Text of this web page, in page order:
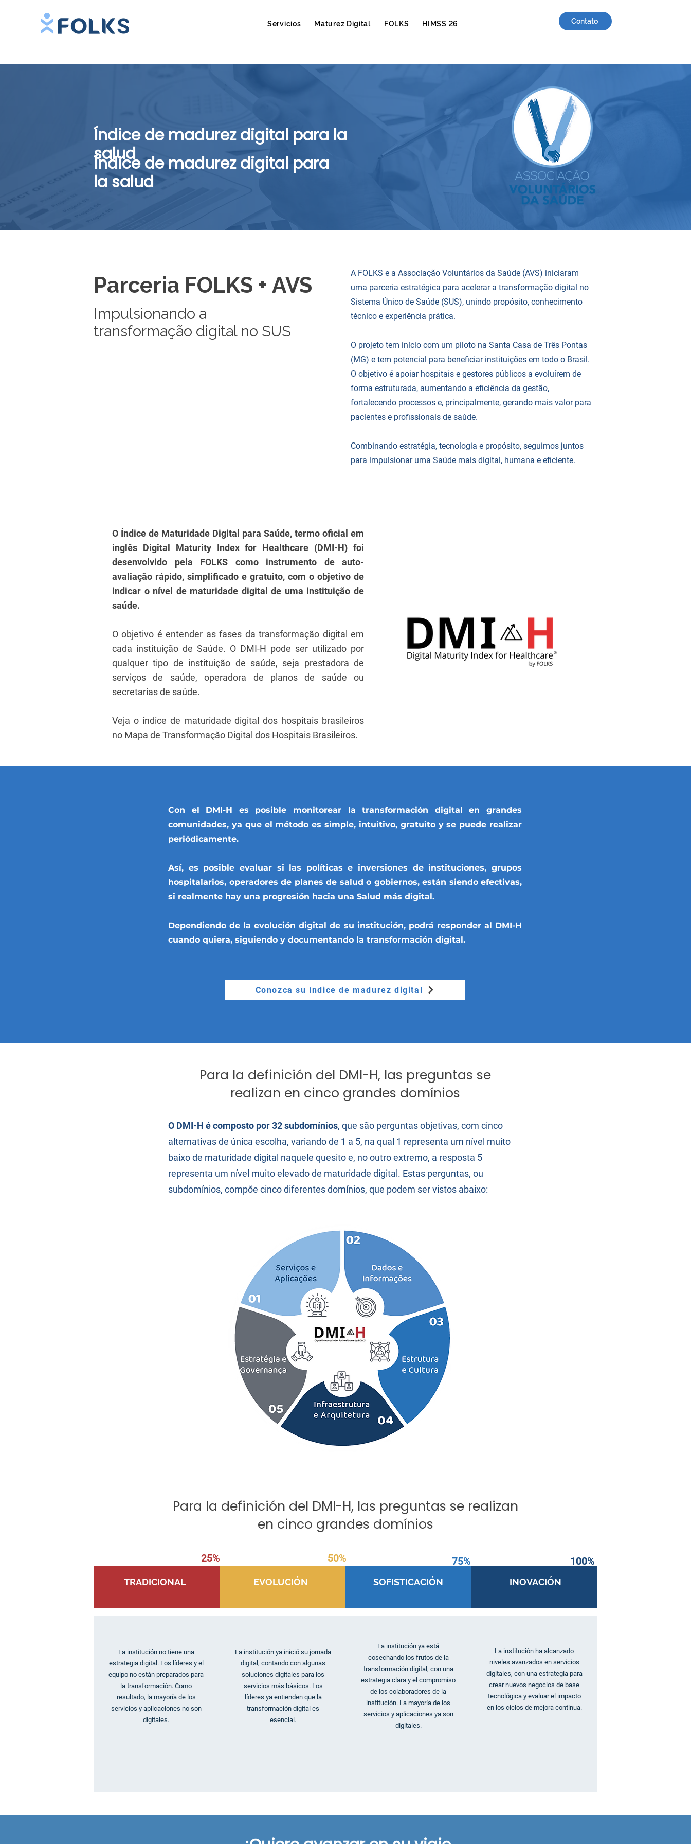
Servicios Maturez Digital FOLKS HIMSS 26 Contato
Índice de madurez digital para
la salud
Índice de madurez digital para la
salud
Parceria FOLKS + AVS
Impulsionando a
transformação digital no SUS
A FOLKS e a Associação Voluntários da Saúde (AVS) iniciaram
uma parceria estratégica para acelerar a transformação digital no
Sistema Único de Saúde (SUS), unindo propósito, conhecimento
técnico e experiência prática.
O projeto tem início com um piloto na Santa Casa de Três Pontas
(MG) e tem potencial para beneficiar instituições em todo o Brasil.
O objetivo é apoiar hospitais e gestores públicos a evoluírem de
forma estruturada, aumentando a eficiência da gestão,
fortalecendo processos e, principalmente, gerando mais valor para
pacientes e profissionais de saúde.
Combinando estratégia, tecnologia e propósito, seguimos juntos
para impulsionar uma Saúde mais digital, humana e eficiente.
O Índice de Maturidade Digital para Saúde, termo oficial em
inglês Digital Maturity Index for Healthcare (DMI-H) foi
desenvolvido pela FOLKS como instrumento de auto-
avaliação rápido, simplificado e gratuito, com o objetivo de
indicar o nível de maturidade digital de uma instituição de
saúde.
O objetivo é entender as fases da transformação digital em
cada instituição de Saúde. O DMI-H pode ser utilizado por
qualquer tipo de instituição de saúde, seja prestadora de
serviços de saúde, operadora de planos de saúde ou
secretarias de saúde.
Veja o índice de maturidade digital dos hospitais brasileiros
no Mapa de Transformação Digital dos Hospitais Brasileiros.
Con el DMI-H es posible monitorear la transformación digital en grandes
comunidades, ya que el método es simple, intuitivo, gratuito y se puede realizar
periódicamente.
Así, es posible evaluar si las políticas e inversiones de instituciones, grupos
hospitalarios, operadores de planes de salud o gobiernos, están siendo efectivas,
si realmente hay una progresión hacia una Salud más digital.
Dependiendo de la evolución digital de su institución, podrá responder al DMI-H
cuando quiera, siguiendo y documentando la transformación digital.
Conozca su índice de madurez digital
Para la definición del DMI-H, las preguntas se
realizan en cinco grandes domínios
O DMI-H é composto por 32 subdomínios, que são perguntas objetivas, com cinco
alternativas de única escolha, variando de 1 a 5, na qual 1 representa um nível muito
baixo de maturidade digital naquele quesito e, no outro extremo, a resposta 5
representa um nível muito elevado de maturidade digital. Estas perguntas, ou
subdomínios, compõe cinco diferentes domínios, que podem ser vistos abaixo:
Para la definición del DMI-H, las preguntas se realizan
en cinco grandes domínios
TRADICIONAL EVOLUCIÓN SOFISTICACIÓN INOVACIÓN
25% 50% 75% 100%
La institución no tiene una
estrategia digital. Los líderes y el
equipo no están preparados para
la transformación. Como
resultado, la mayoría de los
servicios y aplicaciones no son
digitales.
La institución ya inició su jornada
digital, contando con algunas
soluciones digitales para los
servicios más básicos. Los
líderes ya entienden que la
transformación digital es
esencial.
La institución ya está
cosechando los frutos de la
transformación digital, con una
estrategia clara y el compromiso
de los colaboradores de la
institución. La mayoría de los
servicios y aplicaciones ya son
digitales.
La institución ha alcanzado
niveles avanzados en servicios
digitales, con una estrategia para
crear nuevos negocios de base
tecnológica y evaluar el impacto
en los ciclos de mejora continua.